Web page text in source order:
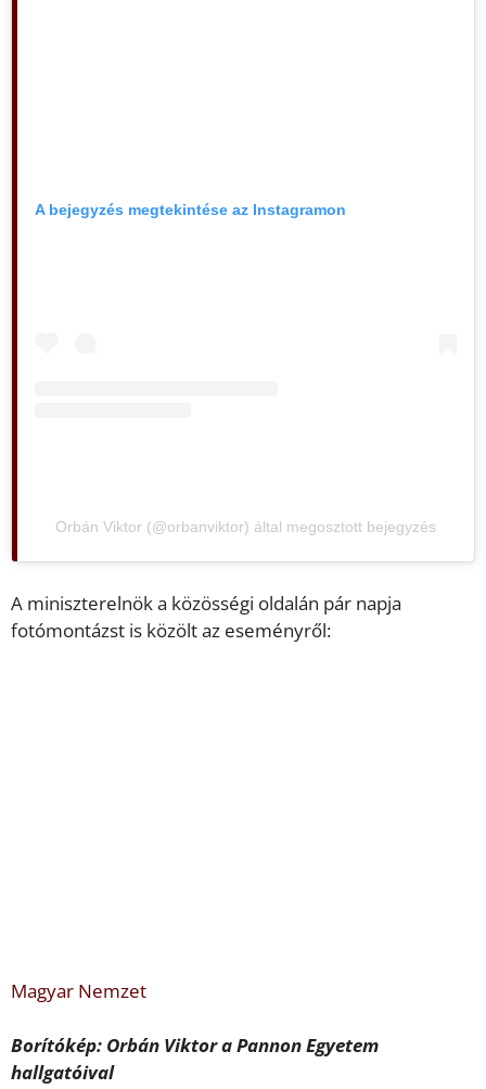
A bejegyzés megtekintése az Instagramon
Orbán Viktor (@orbanviktor) által megosztott bejegyzés
A miniszterelnök a közösségi oldalán pár napja
fotómontázst is közölt az eseményről:
Magyar Nemzet
Borítókép: Orbán Viktor a Pannon Egyetem
hallgatóival